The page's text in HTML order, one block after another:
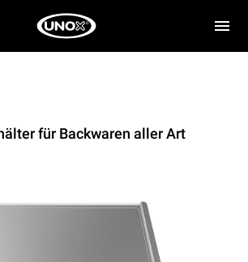
für Backwaren aller Art